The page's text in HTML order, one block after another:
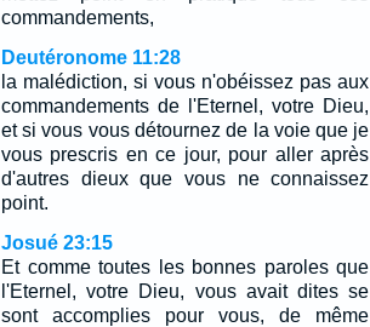
commandements,
Deutéronome 11:28
la malédiction, si vous n'obéissez pas aux
commandements de l'Eternel, votre Dieu,
et si vous vous détournez de la voie que je
vous prescris en ce jour, pour aller après
d'autres dieux que vous ne connaissez
point.
Josué 23:15
Et comme toutes les bonnes paroles que
l'Eternel, votre Dieu, vous avait dites se
sont accomplies pour vous, de même